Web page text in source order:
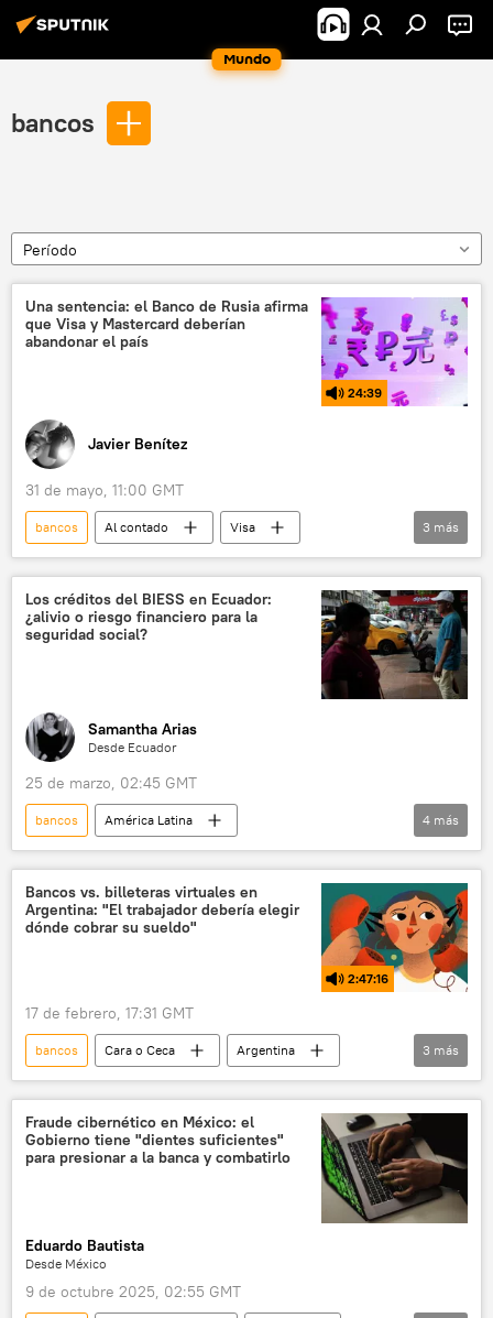
Mundo
bancos
Período
Una sentencia: el Banco de Rusia afirma
que Visa y Mastercard deberían
abandonar el país
24:39
Javier Benítez
31 de mayo, 11:00 GMT
bancos Al contado
Visa
Mir (tarjeta)
MasterCard
📈 Mercados y finanzas
3 más
Los créditos del BIESS en Ecuador:
¿alivio o riesgo financiero para la
seguridad social?
Samantha Arias
Desde Ecuador
25 de marzo, 02:45 GMT
bancos
América Latina
💬 Opinión y Análisis
Ecuador
Banco del Instituto Ecuatoriano de Seguridad Social (BIESS)
sociedad
4 más
Bancos vs. billeteras virtuales en
Argentina: "El trabajador debería elegir
dónde cobrar su sueldo"
2:47:16
17 de febrero, 17:31 GMT
bancos Cara o Ceca
Argentina
Brasil
📈 Mercados y finanzas
🎭 Arte y cultura
3 más
Fraude cibernético en México: el
Gobierno tiene "dientes suficientes"
para presionar a la banca y combatirlo
Eduardo Bautista
Desde México
9 de octubre 2025, 02:55 GMT